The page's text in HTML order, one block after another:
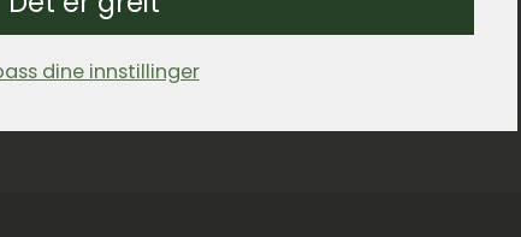
Leadlys hjemmeside. Ønsker du å komme i
e-posttil vårt kundesenter.
dine innstillinger